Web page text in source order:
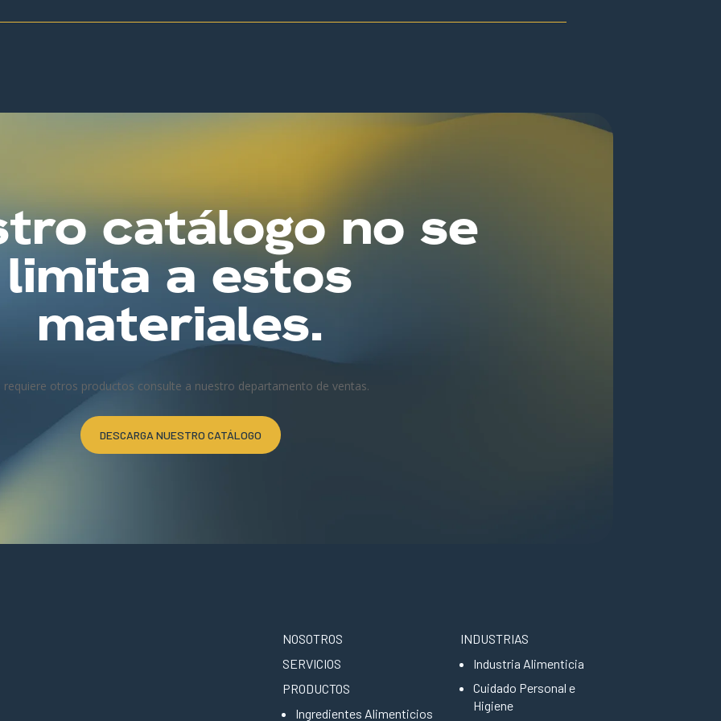
catálogo no se
limita a estos
materiales.
requiere otros productos consulte a nuestro departamento de ventas.
DESCARGA NUESTRO CATÁLOGO
NOSOTROS
SERVICIOS
PRODUCTOS
Ingredientes Alimenticios
INDUSTRIAS
Industria Alimenticia
Cuidado Personal e
Higiene